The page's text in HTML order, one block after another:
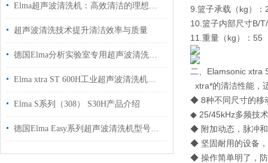
Elma超声波清洗机：高效清洁的理想之选
超声波清洗技术提升清洁效率与质量
德国Elma分析实验室专用超声波清洗机P180H国内代理现货
Elma xtra ST 600H工业超声波清洗机介绍
Elma S系列（308） S30H产品介绍
德国Elma Easy系列超声波清洗机型号介绍
9.篮子承载（kg）：
10.篮子内部尺寸B/
11.重量（kg）：55
二、Elamsonic xtra
xtra*的清洁性能，
◆ 8种不同尺寸的移
◆ 25/45kHz多频技
◆ 附加动态，脉冲
◆ 坚固耐用的设备
◆ 操作简单明了，